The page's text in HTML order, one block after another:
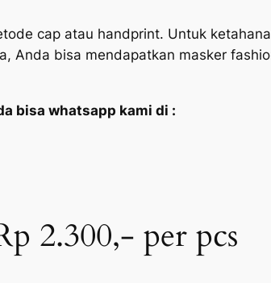
cap atau handprint. Untuk
Anda bisa mendapatkan masker
bisa whatsapp kami di :
2.300,- per pcs